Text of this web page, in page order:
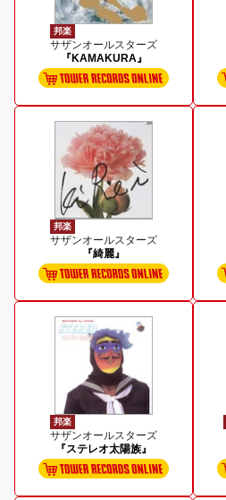
邦楽
サザンオールスターズ
『KAMAKURA』
邦楽
サザンオールスターズ
『綺麗』
邦楽
サザンオールスターズ
『ステレオ太陽族』